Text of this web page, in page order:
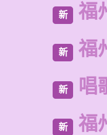
新 福
新 福
新 唱
新 福